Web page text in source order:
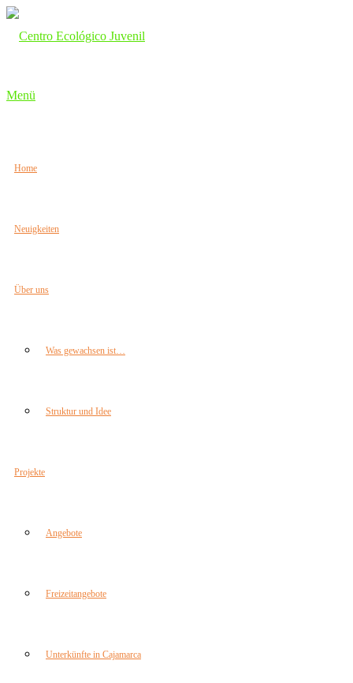
Zum
springen
Menü
Home
Neuigkeiten
Über uns
Was gewachsen ist…
Struktur und Idee
Projekte
Angebote
Freizeitangebote
Unterkünfte in Cajamarca